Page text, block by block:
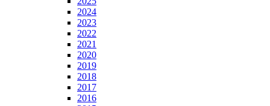
2024
2023
2022
2021
2020
2019
2018
2017
2016